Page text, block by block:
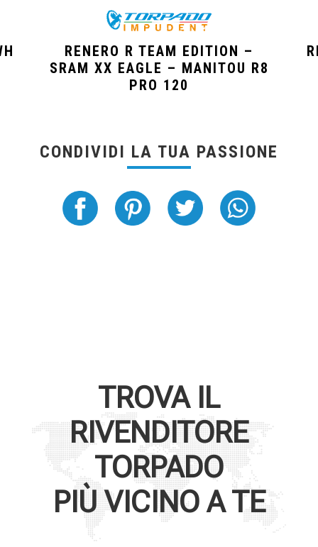
RENERO R TEAM EDITION –
SRAM XX EAGLE – MANITOU R8
PRO 120
CONDIVIDI LA TUA PASSIONE
TROVA IL
RIVENDITORE
TORPADO
PIÙ VICINO A TE